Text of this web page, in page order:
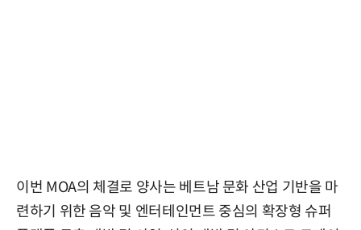
이번 MOA의 체결로 양사는 베트남 문화 산업 기반을 마
련하기 위한 음악 및 엔터테인먼트 중심의 확장형 슈퍼